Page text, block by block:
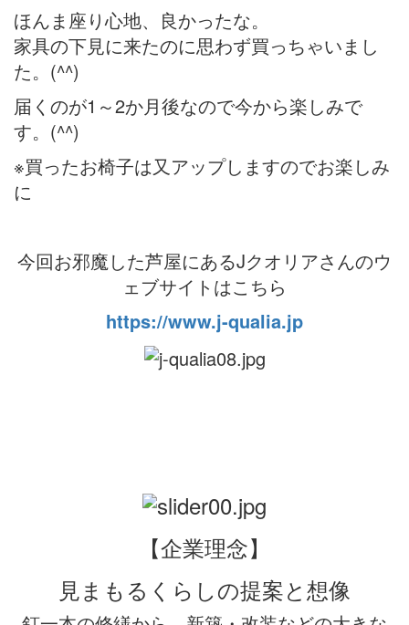
ほんま座り心地、良かったな。
家具の下見に来たのに思わず買っちゃいまし
た。(^^)
届くのが1～2か月後なので今から楽しみで
す。(^^)
※買ったお椅子は又アップしますのでお楽しみ
に
今回お邪魔した芦屋にあるJクオリアさんのウ
ェブサイトはこちら
https://www.j-qualia.jp
【企業理念】
見まもるくらしの提案と想像